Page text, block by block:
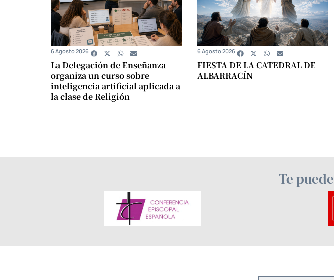
La Delegación de Enseñanza
organiza un curso sobre
inteligencia artificial aplicada a
la clase de Religión
6 Agosto 2026
FIESTA DE LA CATEDRAL DE
ALBARRACÍN
6 Agosto 2026
Te